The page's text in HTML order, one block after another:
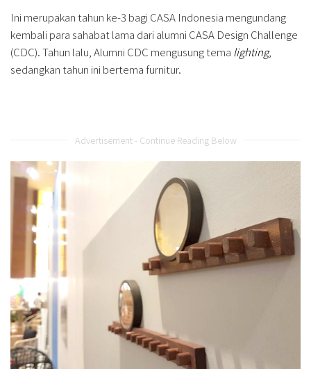
Ini merupakan tahun ke-3 bagi CASA Indonesia mengundang
kembali para sahabat lama dari alumni CASA Design Challenge
(CDC). Tahun lalu, Alumni CDC mengusung tema lighting,
sedangkan tahun ini bertema furnitur.
Advertisement - Continue Reading Below